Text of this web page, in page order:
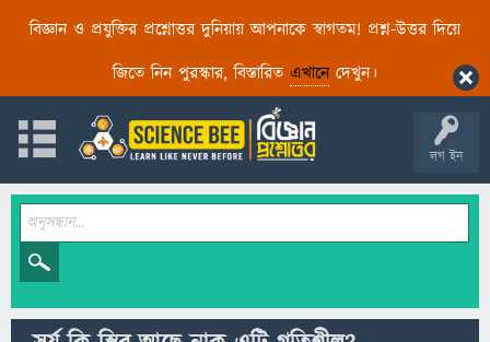
বিজ্ঞান ও প্রযুক্তির প্রশ্নোত্তর দুনিয়ায় আপনাকে স্বাগতম! প্রশ্ন-উত্তর দিয়ে
জিতে নিন পুরস্কার, বিস্তারিত এখানেদেখুন।
লগ ইন